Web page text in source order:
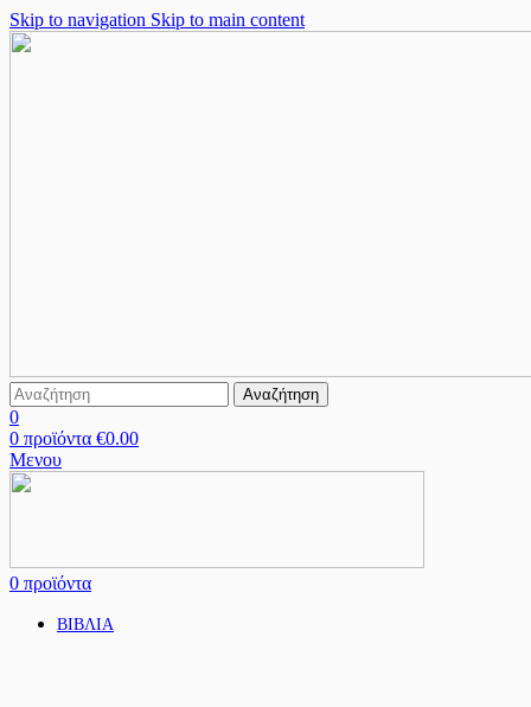
Skip to navigation Skip to main content
Αναζήτηση
0
0 προϊόντα €0.00
Μενου
0 προϊόντα
ΒΙΒΛΙΑ